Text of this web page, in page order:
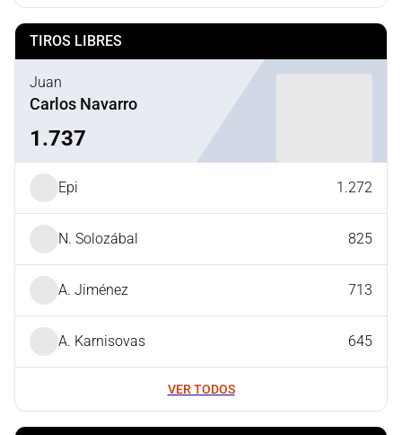
TIROS LIBRES
Juan
Carlos Navarro
1.737
Epi 1.272
N. Solozábal 825
A. Jiménez 713
A. Karnisovas 645
VER TODOS